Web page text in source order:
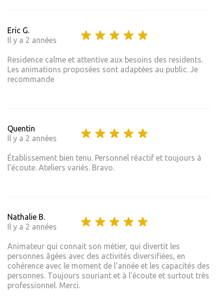
Eric G.
Il y a 2 années
Residence calme et attentive aux besoins des residents.
Les animations proposées sont adaptées au public. Je
recommande
Quentin
Il y a 2 années
Établissement bien tenu. Personnel réactif et toujours à
l’écoute. Ateliers variés. Bravo.
Nathalie B.
Il y a 2 années
Animateur qui connait son métier, qui divertit les
personnes âgées avec des activités diversifiées, en
cohérence avec le moment de l'année et les capacités des
personnes. Toujours souriant et à l'écoute et surtout très
professionnel. Merci.